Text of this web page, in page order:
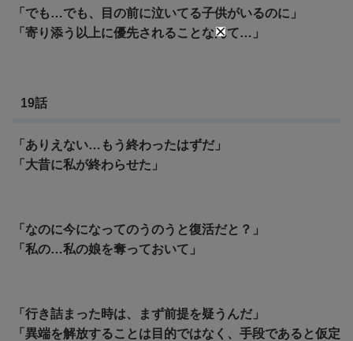
「でも…でも、目の前に泣いてる子供がいるのに」
「寄り添う以上に優先されることなんて…」
19話
「ありえない…もう終わったはずだ」
「大昔に私が終わらせた」
「なのに今になってのうのうと復活だと？」
「私の…私の娘を奪っておいて」
「行き詰まった時は、まず前提を疑うんだ」
「異端を解放することは目的ではなく、手段であると仮定